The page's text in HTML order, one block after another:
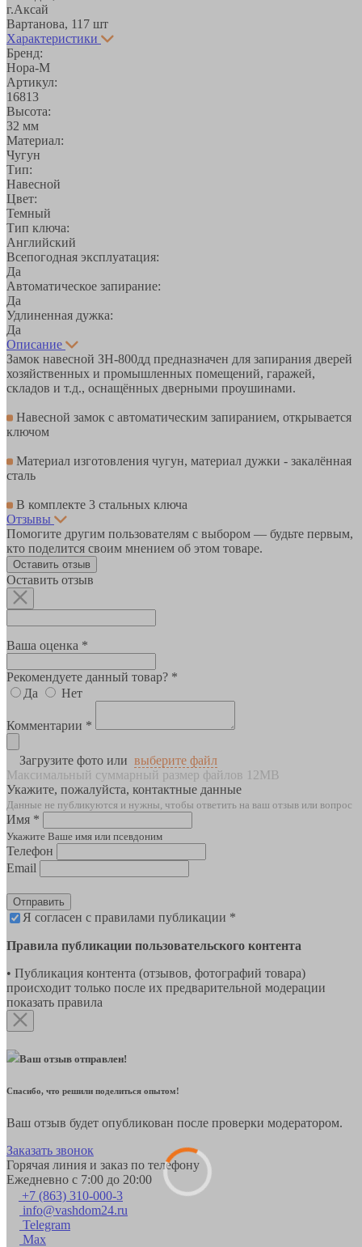
г.Аксай
Вартанова, 11 7 шт
Характеристики
Бренд:
Нора-М
Артикул:
16813
Высота:
32 мм
Материал:
Чугун
Тип:
Навесной
Цвет:
Темный
Тип ключа:
Английский
Всепогодная эксплуатация:
Да
Автоматическое запирание:
Да
Удлиненная дужка:
Да
Описание
Замок навесной ЗН-800дд предназначен для запирания дверей
хозяйственных и промышленных помещений, гаражей,
складов и т.д., оснащённых дверными проушинами.
Навесной замок с автоматическим запиранием, открывается
ключом
Материал изготовления чугун, материал дужки - закалённая
сталь
В комплекте 3 стальных ключа
Отзывы
Помогите другим пользователям с выбором — будьте первым,
кто поделится своим мнением об этом товаре.
Оставить отзыв
Оставить отзыв
Ваша оценка *
Рекомендуете данный товар? *
Да
Нет
Комментарии *
Загрузите фото или выберите файл
Максимальный суммарный размер файлов 12MB
Укажите, пожалуйста, контактные данные
Данные не публикуются и нужны, чтобы ответить на ваш отзыв или вопрос
Имя *
Укажите Ваше имя или псевдоним
Телефон
Email
Отправить
Я согласен с правилами публикации *
Правила публикации пользовательского контента
• Публикация контента (отзывов, фотографий товара)
происходит только после их предварительной модерации
показать правила
Ваш отзыв отправлен!
Спасибо, что решили поделиться опытом!
Ваш отзыв будет опубликован после проверки модератором.
Заказать звонок
Горячая линия и заказ по телефону
Ежедневно с 7:00 до 20:00
+7 (863) 310-000-3
info@vashdom24.ru
Telegram
Max